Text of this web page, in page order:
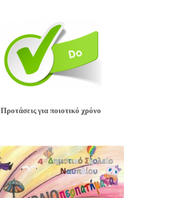
Προτάσεις για ποιοτικό χρόνο